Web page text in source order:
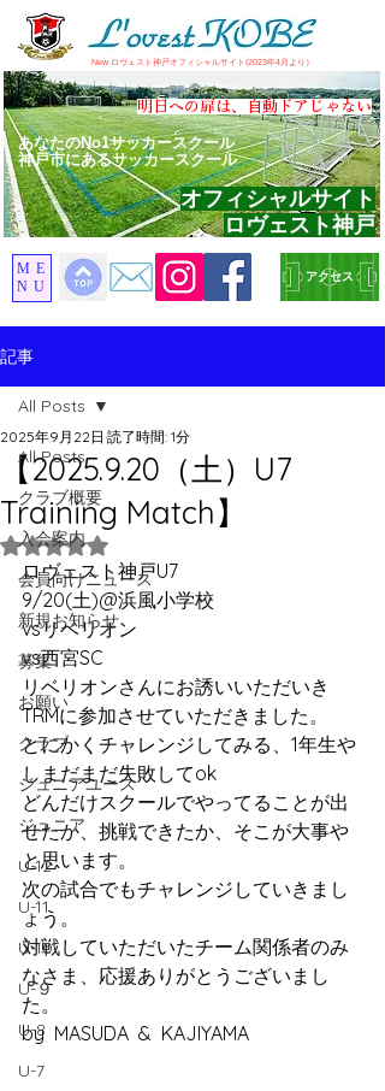
​New ロヴェスト神戸オフィシャルサイト(2023年4月より）
​明日への扉は、自動ドアじゃない
あなたのNo1サッカースクール
神戸市にあるサッカースクール
アクセス
オフィシャルサイト
ロヴェスト神戸
ME
NU
記事
All Posts
クラブ概要
入会案内
会員向けニュース
新規お知らせ
募集
お願い
クラブ
ジュニアユース
ジュニア
U-12
U-11
U-10
U-９
U-8
U-7
All Posts
【2025.9.20（土）U7
Training Match】
2025年9月22日 読了時間: 1分
5つ星のうちNaNと評価されています。
ロヴェスト神戸U7
9/20(土)@浜風小学校
vsリベリオン
vs西宮SC
リベリオンさんにお誘いいただいき
TRMに参加させていただきました。
とにかくチャレンジしてみる、1年生や
しまだまだ失敗してok
どんだけスクールでやってることが出
せたか、挑戦できたか、そこが大事や
と思います。
次の試合でもチャレンジしていきまし
ょう。
対戦していただいたチーム関係者のみ
なさま、応援ありがとうございまし
た。
by  MASUDA  &  KAJIYAMA